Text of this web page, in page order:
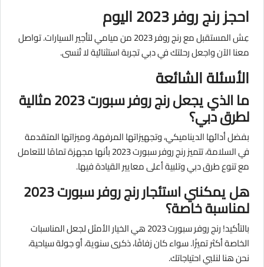
احجز رنج روفر 2023 اليوم
عِش المستقبل مع رنج روفر 2023 من ميامي لتأجير السيارات. تواصل
معنا الآن واجعل رحلتك في دبي تجربة استثنائية لا تُنسى.
الأسئلة الشائعة
ما الذي يجعل رنج روفر سبورت 2023 مثالية
لطرق دبي؟
بفضل أدائها الديناميكي، وتجهيزاتها المرفهة، وميزاتها المتقدمة
في السلامة، تتميز رنج روفر سبورت 2023 بأنها مجهزة تمامًا للتعامل
مع تنوع طرق دبي وتلبية أعلى معايير القيادة فيها.
هل يمكنني استئجار رنج روفر سبورت 2023
لمناسبة خاصة؟
بالتأكيد! رنج روفر سبورت 2023 هي الخيار الأمثل لجعل المناسبات
الخاصة أكثر تميزًا. سواء كان زفافًا، ذكرى سنوية، أو جولة سياحية،
نحن هنا لنلبي احتياجاتك.